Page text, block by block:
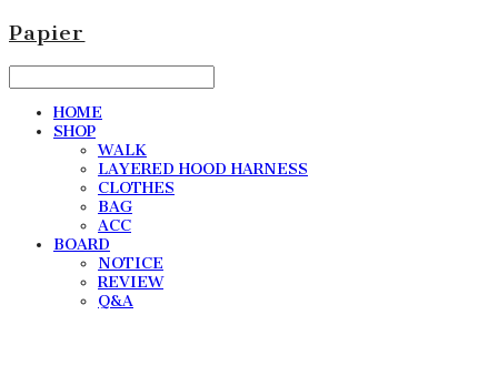
Papier
HOME
SHOP
WALK
LAYERED HOOD HARNESS
CLOTHES
BAG
ACC
BOARD
NOTICE
REVIEW
Q&A